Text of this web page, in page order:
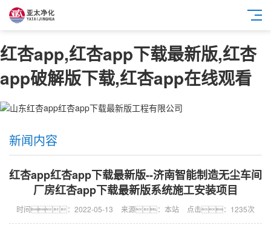
红杏app,红杏app下载最新版,红杏
app破解版下载,红杏app在线观看
新闻内容
红杏app红杏app下载最新版--济南智能制造无尘车间
厂房红杏app下载最新版系统施工安装项目
时间：2022-05-13 来源：本站 点击：1235次